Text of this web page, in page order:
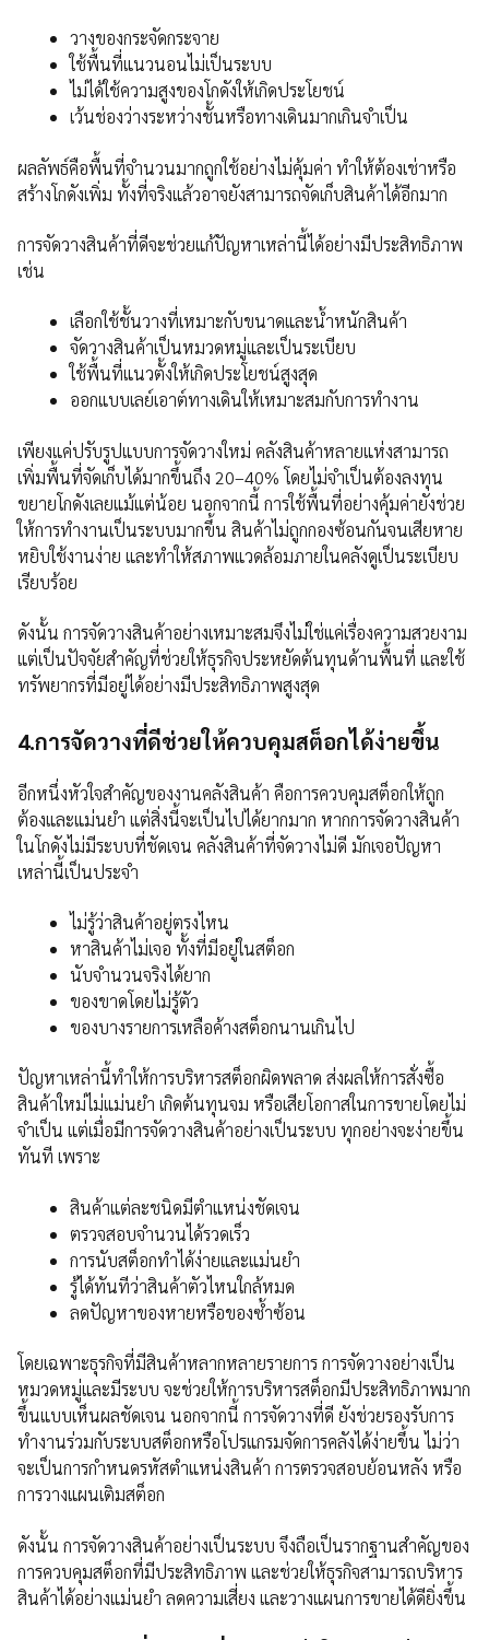
วางของกระจัดกระจาย
ใช้พื้นที่แนวนอนไม่เป็นระบบ
ไม่ได้ใช้ความสูงของโกดังให้เกิดประโยชน์
เว้นช่องว่างระหว่างชั้นหรือทางเดินมากเกินจำเป็น
ผลลัพธ์คือพื้นที่จำนวนมากถูกใช้อย่างไม่คุ้มค่า ทำให้ต้องเช่าหรือ
สร้างโกดังเพิ่ม ทั้งที่จริงแล้วอาจยังสามารถจัดเก็บสินค้าได้อีกมาก
การจัดวางสินค้าที่ดีจะช่วยแก้ปัญหาเหล่านี้ได้อย่างมีประสิทธิภาพ
เช่น
เลือกใช้ชั้นวางที่เหมาะกับขนาดและน้ำหนักสินค้า
จัดวางสินค้าเป็นหมวดหมู่และเป็นระเบียบ
ใช้พื้นที่แนวตั้งให้เกิดประโยชน์สูงสุด
ออกแบบเลย์เอาต์ทางเดินให้เหมาะสมกับการทำงาน
เพียงแค่ปรับรูปแบบการจัดวางใหม่ คลังสินค้าหลายแห่งสามารถ
เพิ่มพื้นที่จัดเก็บได้มากขึ้นถึง 20–40% โดยไม่จำเป็นต้องลงทุน
ขยายโกดังเลยแม้แต่น้อย นอกจากนี้ การใช้พื้นที่อย่างคุ้มค่ายังช่วย
ให้การทำงานเป็นระบบมากขึ้น สินค้าไม่ถูกกองซ้อนกันจนเสียหาย
หยิบใช้งานง่าย และทำให้สภาพแวดล้อมภายในคลังดูเป็นระเบียบ
เรียบร้อย
ดังนั้น การจัดวางสินค้าอย่างเหมาะสมจึงไม่ใช่แค่เรื่องความสวยงาม
แต่เป็นปัจจัยสำคัญที่ช่วยให้ธุรกิจประหยัดต้นทุนด้านพื้นที่ และใช้
ทรัพยากรที่มีอยู่ได้อย่างมีประสิทธิภาพสูงสุด
4.การจัดวางที่ดีช่วยให้ควบคุมสต็อกได้ง่ายขึ้น
อีกหนึ่งหัวใจสำคัญของงานคลังสินค้า คือการควบคุมสต็อกให้ถูก
ต้องและแม่นยำ แต่สิ่งนี้จะเป็นไปได้ยากมาก หากการจัดวางสินค้า
ในโกดังไม่มีระบบที่ชัดเจน คลังสินค้าที่จัดวางไม่ดี มักเจอปัญหา
เหล่านี้เป็นประจำ
ไม่รู้ว่าสินค้าอยู่ตรงไหน
หาสินค้าไม่เจอ ทั้งที่มีอยู่ในสต็อก
นับจำนวนจริงได้ยาก
ของขาดโดยไม่รู้ตัว
ของบางรายการเหลือค้างสต็อกนานเกินไป
ปัญหาเหล่านี้ทำให้การบริหารสต็อกผิดพลาด ส่งผลให้การสั่งซื้อ
สินค้าใหม่ไม่แม่นยำ เกิดต้นทุนจม หรือเสียโอกาสในการขายโดยไม่
จำเป็น แต่เมื่อมีการจัดวางสินค้าอย่างเป็นระบบ ทุกอย่างจะง่ายขึ้น
ทันที เพราะ
สินค้าแต่ละชนิดมีตำแหน่งชัดเจน
ตรวจสอบจำนวนได้รวดเร็ว
การนับสต็อกทำได้ง่ายและแม่นยำ
รู้ได้ทันทีว่าสินค้าตัวไหนใกล้หมด
ลดปัญหาของหายหรือของซ้ำซ้อน
โดยเฉพาะธุรกิจที่มีสินค้าหลากหลายรายการ การจัดวางอย่างเป็น
หมวดหมู่และมีระบบ จะช่วยให้การบริหารสต็อกมีประสิทธิภาพมาก
ขึ้นแบบเห็นผลชัดเจน นอกจากนี้ การจัดวางที่ดี ยังช่วยรองรับการ
ทำงานร่วมกับระบบสต็อกหรือโปรแกรมจัดการคลังได้ง่ายขึ้น ไม่ว่า
จะเป็นการกำหนดรหัสตำแหน่งสินค้า การตรวจสอบย้อนหลัง หรือ
การวางแผนเติมสต็อก
ดังนั้น การจัดวางสินค้าอย่างเป็นระบบ จึงถือเป็นรากฐานสำคัญของ
การควบคุมสต็อกที่มีประสิทธิภาพ และช่วยให้ธุรกิจสามารถบริหาร
สินค้าได้อย่างแม่นยำ ลดความเสี่ยง และวางแผนการขายได้ดียิ่งขึ้น